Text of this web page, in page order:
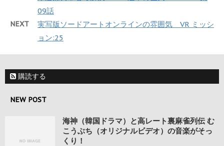
09話
NEXT
実写版ソードアートオンラインの雰囲気 VR ミッシ
ョン:25
購読する
NEW POST
海神（韓国ドラマ）と高レート裏麻雀列伝 む
こうぶち（オリジナルビデオ）の音楽がそっ
くり！